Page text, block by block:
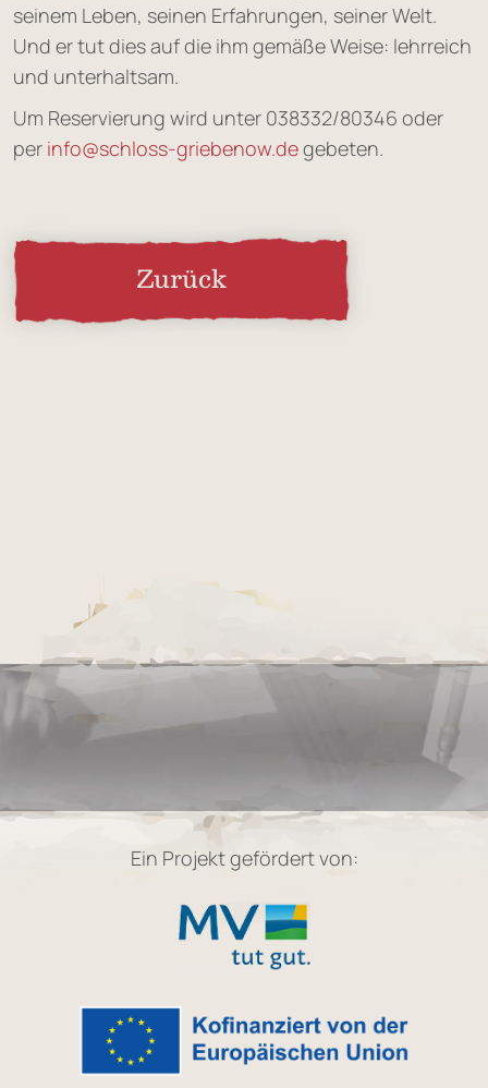
seinem Leben, seinen Erfahrungen, seiner Welt.
Und er tut dies auf die ihm gemäße Weise: lehrreich
und unterhaltsam.
Um Reservierung wird unter 038332/80346 oder
per info@schloss-griebenow.degebeten.
Zurück
Ein Projekt gefördert von: